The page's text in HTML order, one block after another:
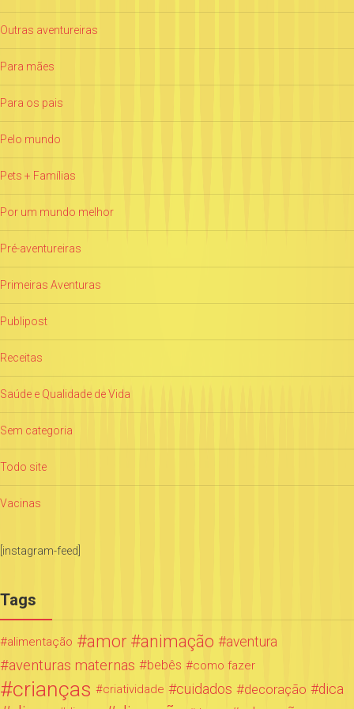
Outras aventureiras
Para mães
Para os pais
Pelo mundo
Pets + Famílias
Por um mundo melhor
Pré-aventureiras
Primeiras Aventuras
Publipost
Receitas
Saúde e Qualidade de Vida
Sem categoria
Todo site
Vacinas
[instagram-feed]
Tags
alimentação amor animação aventura
aventuras maternas bebês como fazer
crianças criatividade cuidados decoração dica